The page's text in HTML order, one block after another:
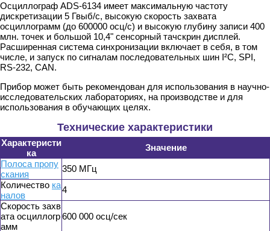
Осциллограф ADS-6134 имеет максимальную частоту
дискретизации 5 Гвыб/с, высокую скорость захвата
осциллограмм (до 600000 осц/с) и высокую глубину записи 400
млн. точек и большой 10,4" сенсорный тачскрин дисплей.
Расширенная система синхронизации включает в себя, в том
числе, и запуск по сигналам последовательных шин I²C, SPI,
RS-232, CAN.
Прибор может быть рекомендован для использования в научно-
исследовательских лабораториях, на производстве и для
использования в обучающих целях.
Технические характеристики
Характеристи
ка
Значение
Полоса пропу
скания
350 МГц
Количество ка
налов
4
Скорость захв
ата осциллогр
амм
600 000 осц/сек